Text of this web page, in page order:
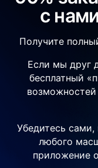
с
Получите
Если мы друг
бесплатный
Убедитесь сами,
любого
приложение